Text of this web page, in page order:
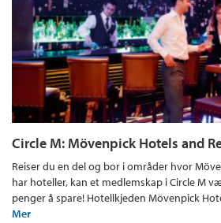
Circle M: Mövenpick Hotels and
Reiser du en del og bor i områder hvor
har hoteller, kan et medlemskap i Circle M
penger å spare! Hotellkjeden Mövenpick
Mer